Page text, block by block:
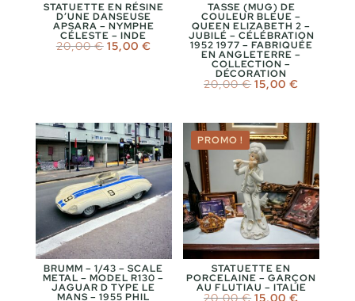
STATUETTE EN RÉSINE
D’UNE DANSEUSE
APSARA – NYMPHE
CÉLESTE – INDE
20,00€ Le
15,00 €Le
TASSE (MUG) DE
COULEUR BLEUE –
QUEEN ELIZABETH 2 –
JUBILÉ – CÉLÉBRATION
1952 1977 – FABRIQUÉE
EN ANGLETERRE –
COLLECTION –
DÉCORATION
20,00€ Le
20,00 €.
15,00€
15,00 €.
BRUMM – 1/43 – SCALE
METAL – MODEL R130 –
JAGUAR D TYPE LE
MANS – 1955 PHIL
PROMO !
STATUETTE EN
PORCELAINE – GARÇON
AU FLUTIAU – ITALIE
20,00€ Le
15,00€